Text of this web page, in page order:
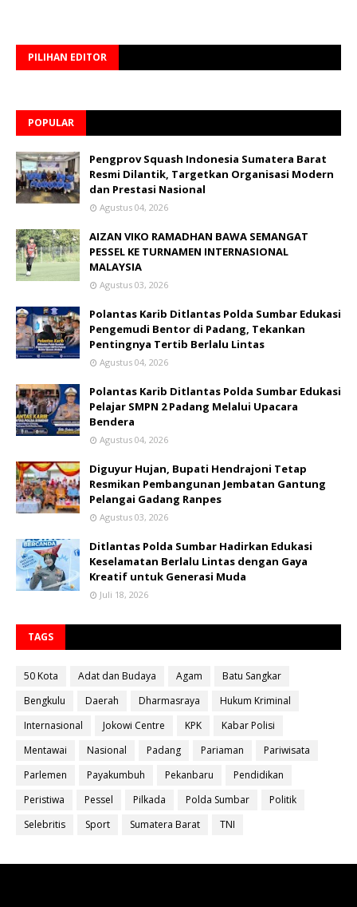
PILIHAN EDITOR
POPULAR
Pengprov Squash Indonesia Sumatera Barat
Resmi Dilantik, Targetkan Organisasi Modern
dan Prestasi Nasional
Agustus 04, 2026
AIZAN VIKO RAMADHAN BAWA SEMANGAT
PESSEL KE TURNAMEN INTERNASIONAL
MALAYSIA
Agustus 03, 2026
Polantas Karib Ditlantas Polda Sumbar Edukasi
Pengemudi Bentor di Padang, Tekankan
Pentingnya Tertib Berlalu Lintas
Agustus 04, 2026
Polantas Karib Ditlantas Polda Sumbar Edukasi
Pelajar SMPN 2 Padang Melalui Upacara
Bendera
Agustus 04, 2026
Diguyur Hujan, Bupati Hendrajoni Tetap
Resmikan Pembangunan Jembatan Gantung
Pelangai Gadang Ranpes
Agustus 03, 2026
Ditlantas Polda Sumbar Hadirkan Edukasi
Keselamatan Berlalu Lintas dengan Gaya
Kreatif untuk Generasi Muda
Juli 18, 2026
TAGS
50 Kota Adat dan Budaya Agam
Batu Sangkar
Bengkulu
Daerah Dharmasraya
Hukum Kriminal
Internasional
Jokowi Centre KPK
Kabar Polisi
Mentawai
Nasional Padang Pariaman
Pariwisata
Parlemen
Payakumbuh Pekanbaru
Pendidikan
Peristiwa
Pessel Pilkada Polda Sumbar
Politik
Selebritis
Sport Sumatera Barat TNI